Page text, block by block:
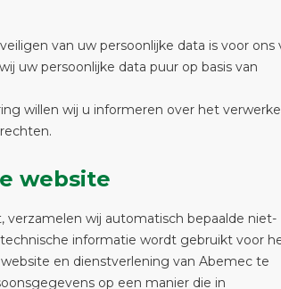
van uw persoonlijke data is voor ons
uw persoonlijke data puur op basis van
willen wij u informeren over het
website
verzamelen wij automatisch bepaalde niet-
informatie wordt gebruikt voor
en dienstverlening van Abemec te
op een manier die in